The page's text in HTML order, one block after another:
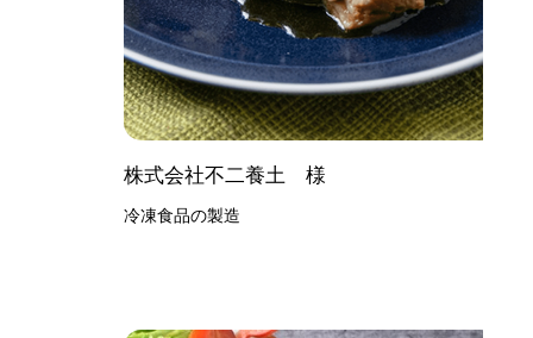
株式会社不二養土 様
冷凍食品の製造